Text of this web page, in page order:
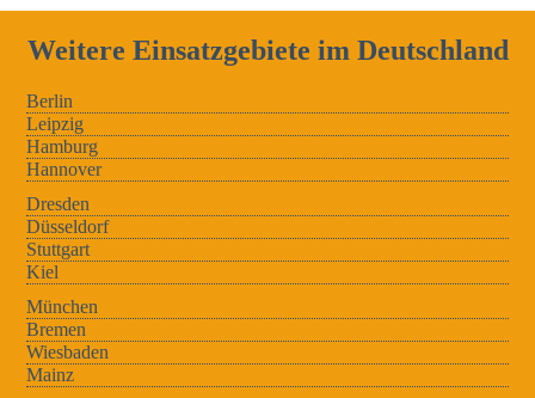
Weitere Einsatzgebiete im Deutschland
Berlin
Leipzig
Hamburg
Hannover
Dresden
Düsseldorf
Stuttgart
Kiel
München
Bremen
Wiesbaden
Mainz